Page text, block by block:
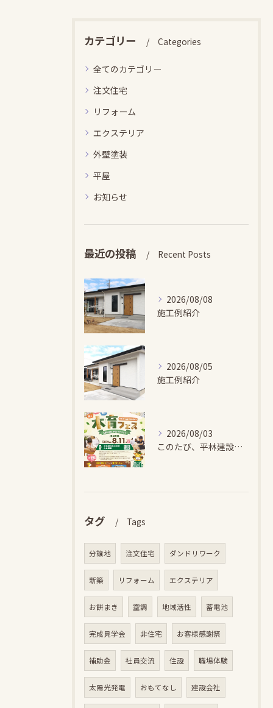
カテゴリー Categories
全てのカテゴリー
注文住宅
リフォーム
エクステリア
外壁塗装
平屋
お知らせ
最近の投稿 Recent Posts
2026/08/08
施工例紹介
2026/08/05
施工例紹介
2026/08/03
このたび、平林建設では、お子さまが木とふれあい・木について学...
タグ Tags
分譲地 注文住宅 ダンドリワーク
新築 リフォーム エクステリア
お餅まき 空調 地域活性 蓄電池
完成見学会 非住宅 お客様感謝祭
補助金 社員交流 住設 職場体験
太陽光発電 おもてなし 建設会社